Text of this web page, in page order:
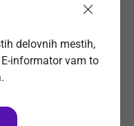
(m/ž)
področja
dni